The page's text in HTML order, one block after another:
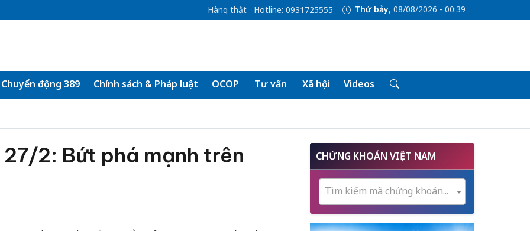
Hàng thật Hotline: 0931725555 Thứ bảy, 08/08/2026 - 00:39
Chuyển động 389 Chính sách & Pháp luật OCOP Tư vấn Xã hội Videos
2: Bứt phá mạnh trên
CHỨNG KHOÁN VIỆT NAM
Tìm kiếm mã chứng khoán...